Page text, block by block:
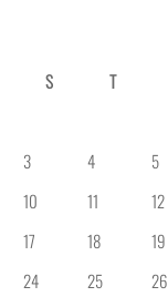
S
T
3
4 5
10
11 12
17
18 19
24
25 26